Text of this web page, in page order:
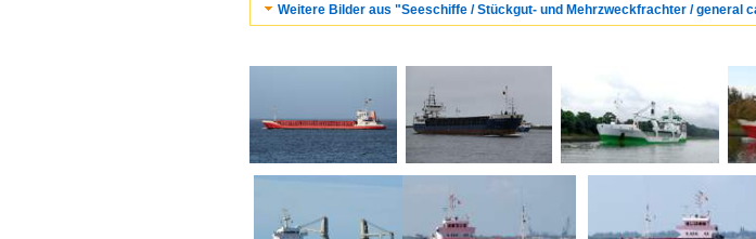
Weitere Bilder aus "Seeschiffe / Stückgut- und Mehrzweckfrachter / general